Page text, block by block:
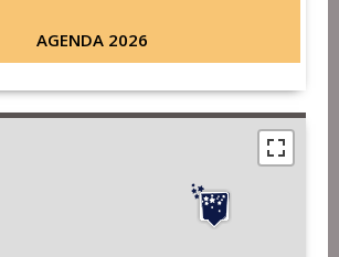
AGENDA 2026